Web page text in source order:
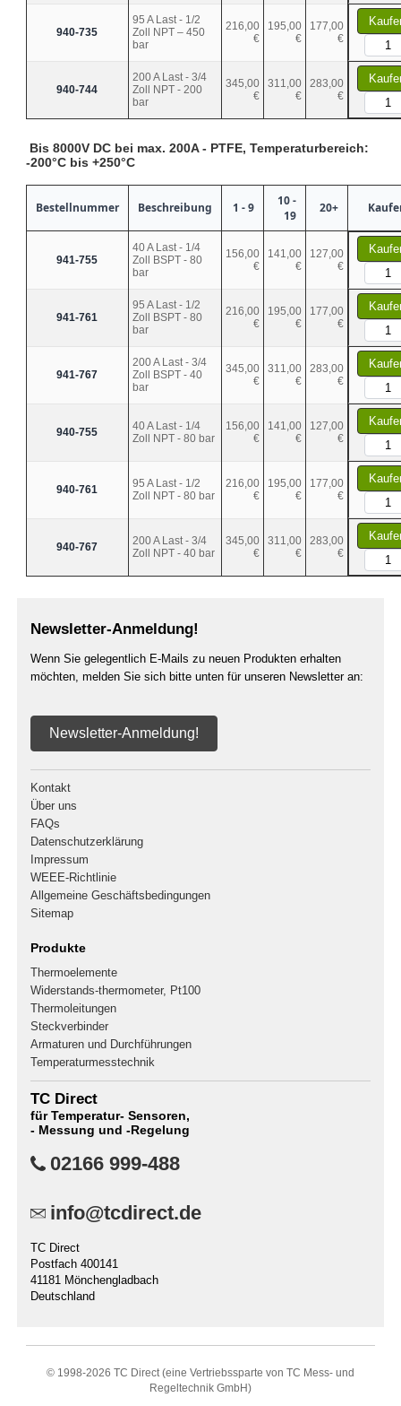
940-735
95 A Last - 1/2
Zoll NPT – 450
bar
216,00
€
195,00
€
177,00
€
940-744
200 A Last - 3/4
Zoll NPT - 200
bar
345,00
€
311,00
€
283,00
€
Bis 8000V DC bei max. 200A - PTFE, Temperaturbereich:
-200°C bis +250°C
Bestellnummer Beschreibung 1 - 9
10 -
19
20+
941-755
40 A Last - 1/4
Zoll BSPT - 80
bar
156,00
€
141,00
€
127,00
€
941-761
95 A Last - 1/2
Zoll BSPT - 80
bar
216,00
€
195,00
€
177,00
€
941-767
200 A Last - 3/4
Zoll BSPT - 40
bar
345,00
€
311,00
€
283,00
€
940-755
40 A Last - 1/4
Zoll NPT - 80 bar
156,00
€
141,00
€
127,00
€
940-761
95 A Last - 1/2
Zoll NPT - 80 bar
216,00
€
195,00
€
177,00
€
940-767
200 A Last - 3/4
Zoll NPT - 40 bar
345,00
€
311,00
€
283,00
€
Newsletter-Anmeldung!
Wenn Sie gelegentlich E-Mails zu neuen Produkten erhalten
möchten, melden Sie sich bitte unten für unseren Newsletter an:
Newsletter-Anmeldung!
Kontakt
Über uns
FAQs
Datenschutzerklärung
Impressum
WEEE-Richtlinie
Allgemeine Geschäftsbedingungen
Sitemap
Produkte
Thermoelemente
Widerstands-thermometer, Pt100
Thermoleitungen
Steckverbinder
Armaturen und Durchführungen
Temperaturmesstechnik
TC Direct
für Temperatur- Sensoren,
- Messung und -Regelung
02166 999-488
info@tcdirect.de
TC Direct
Postfach 400141
41181 Mönchengladbach
Deutschland
© 1998-2026 TC Direct (eine Vertriebssparte von TC Mess- und
Regeltechnik GmbH)